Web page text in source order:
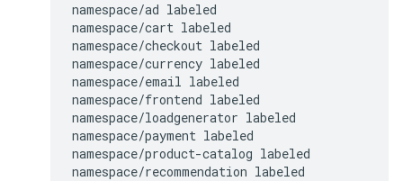
namespace/ad labeled
namespace/cart labeled
namespace/checkout labeled
namespace/currency labeled
namespace/email labeled
namespace/frontend labeled
namespace/loadgenerator labeled
namespace/payment labeled
namespace/product-catalog labeled
namespace/recommendation labeled